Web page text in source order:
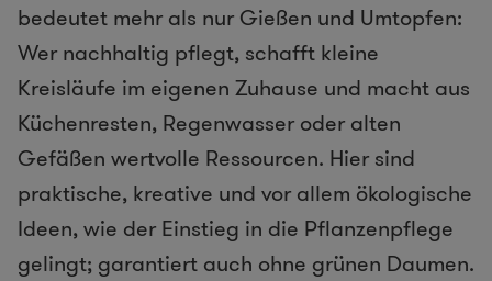
bedeutet mehr als nur Gießen und Umtopfen:
Wer nachhaltig pflegt, schafft kleine
Kreisläufe im eigenen Zuhause und macht aus
Küchenresten, Regenwasser oder alten
Gefäßen wertvolle Ressourcen. Hier sind
praktische, kreative und vor allem ökologische
Ideen, wie der Einstieg in die Pflanzenpflege
gelingt; garantiert auch ohne grünen Daumen.